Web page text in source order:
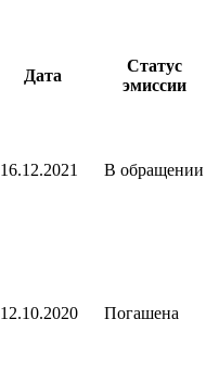
Дата
Статус
эмиссии
16.12.2021 В обращении
12.10.2020 Погашена